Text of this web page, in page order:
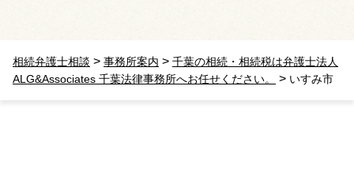
相続弁護士相談 > 事務所案内 > 千葉の相続・相続税は弁護士法人
ALG&Associates 千葉法律事務所へお任せください。
> いすみ市